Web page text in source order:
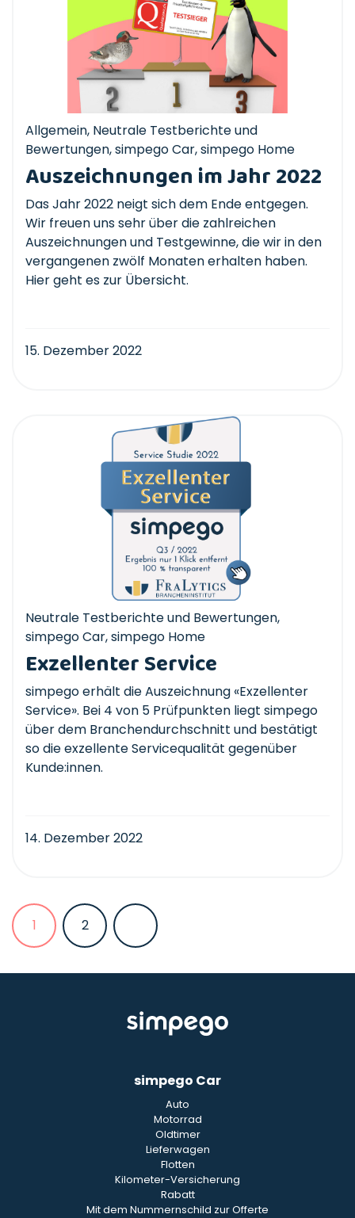
Allgemein, Neutrale Testberichte und
Bewertungen,simpego Car,simpego Home
Auszeichnungen im Jahr 2022
Das Jahr 2022 neigt sich dem Ende entgegen.
Wir freuen uns sehr über die zahlreichen
Auszeichnungen und Testgewinne, die wir in den
vergangenen zwölf Monaten erhalten haben.
Hier geht es zur Übersicht.
15. Dezember 2022
Neutrale Testberichte und Bewertungen,
simpego Car,simpego Home
Exzellenter Service
simpego erhält die Auszeichnung «Exzellenter
Service». Bei 4 von 5 Prüfpunkten liegt simpego
über dem Branchendurchschnitt und bestätigt
so die exzellente Servicequalität gegenüber
Kunde:innen.
14. Dezember 2022
1 2
simpego Car
Auto
Motorrad
Oldtimer
Lieferwagen
Flotten
Kilometer-Versicherung
Rabatt
Mit dem Nummernschild zur Offerte